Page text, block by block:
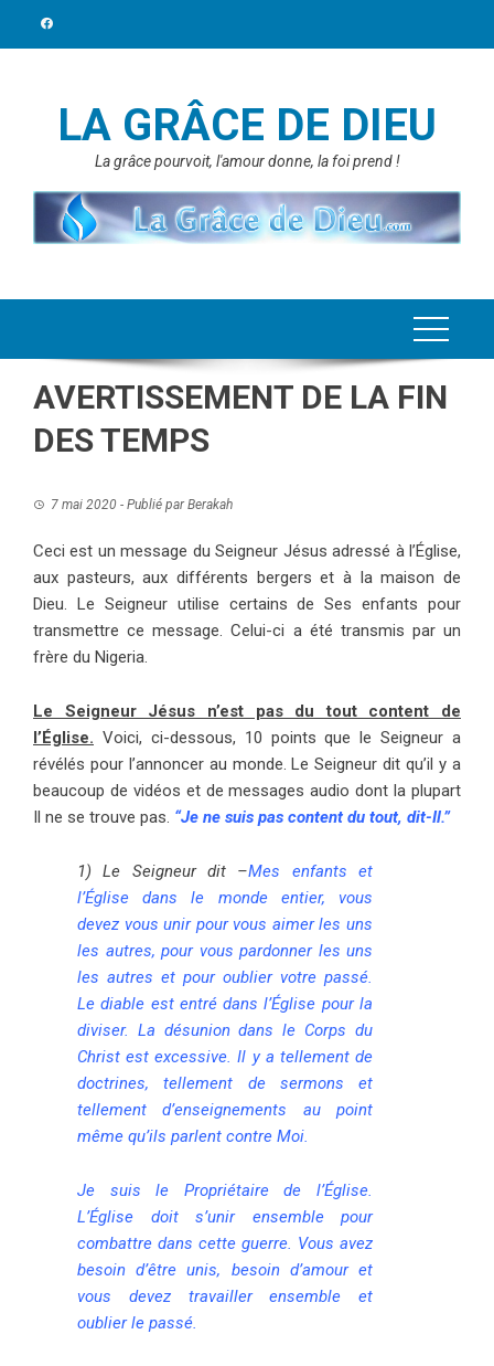
LA GRÂCE DE DIEU
La grâce pourvoit, l'amour donne, la foi prend !
AVERTISSEMENT DE LA FIN
DES TEMPS
7 mai 2020 - Publié parBerakah
Ceci est un message du Seigneur Jésus adressé à l’Église,
aux pasteurs, aux différents bergers et à la maison de
Dieu. Le Seigneur utilise certains de Ses enfants pour
transmettre ce message. Celui-ci a été transmis par un
frère du Nigeria.
Le Seigneur Jésus n’est pas du tout content de
l’Église. Voici, ci-dessous, 10 points que le Seigneur a
révélés pour l’annoncer au monde. Le Seigneur dit qu’il y a
beaucoup de vidéos et de messages audio dont la plupart
Il ne se trouve pas. “Je ne suis pas content du tout, dit-Il.”
1)Le Seigneur dit –Mes enfants et
l’Église dans le monde entier, vous
devez vous unir pour vous aimer les uns
les autres, pour vous pardonner les uns
les autres et pour oublier votre passé.
Le diable est entré dans l’Église pour la
diviser. La désunion dans le Corps du
Christ est excessive. Il y a tellement de
doctrines, tellement de sermons et
tellement d’enseignements au point
même qu’ils parlent contre Moi.
Je suis le Propriétaire de l’Église.
L’Église doit s’unir ensemble pour
combattre dans cette guerre. Vous avez
besoin d’être unis, besoin d’amour et
vous devez travailler ensemble et
oublier le passé.